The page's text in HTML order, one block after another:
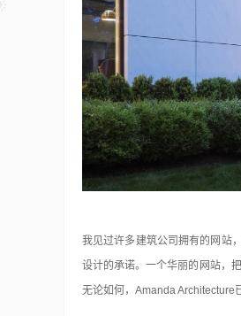
我见过许多建筑公司拥有的网站
设计的承诺。一个华丽的网站，
无论如何，Amanda Architecture